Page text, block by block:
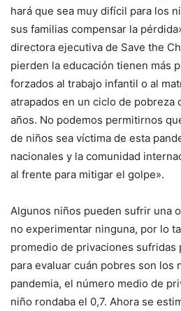
hará que sea muy difícil para los
sus familias compensar la
directora ejecutiva de Save the
pierden la educación tienen más
forzados al trabajo infantil o al
atrapados en un ciclo de pobreza
años. No podemos permitirnos
de niños sea víctima de esta
nacionales y la comunidad
al frente para mitigar el golpe».
Algunos niños pueden sufrir una
no experimentar ninguna, por lo
promedio de privaciones sufridas
para evaluar cuán pobres son los
pandemia, el número medio de
niño rondaba el 0,7. Ahora se